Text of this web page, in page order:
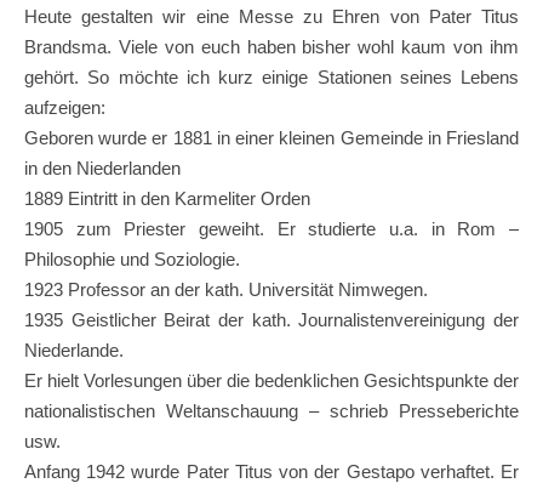
Heute gestalten wir eine Messe zu Ehren von Pater Titus
Brandsma. Viele von euch haben bisher wohl kaum von ihm
gehört. So möchte ich kurz einige Stationen seines Lebens
aufzeigen:
Geboren wurde er 1881 in einer kleinen Gemeinde in Friesland
in den Niederlanden
1889 Eintritt in den Karmeliter Orden
1905 zum Priester geweiht. Er studierte u.a. in Rom –
Philosophie und Soziologie.
1923 Professor an der kath. Universität Nimwegen.
1935 Geistlicher Beirat der kath. Journalistenvereinigung der
Niederlande.
Er hielt Vorlesungen über die bedenklichen Gesichtspunkte der
nationalistischen Weltanschauung – schrieb Presseberichte
usw.
Anfang 1942 wurde Pater Titus von der Gestapo verhaftet. Er